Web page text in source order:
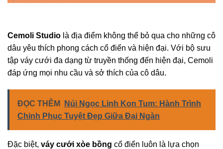
Cemoli Studio là địa điểm không thể bỏ qua cho những cô
dâu yêu thích phong cách cổ điển và hiện đại. Với bộ sưu
tập váy cưới đa dạng từ truyền thống đến hiện đại, Cemoli
đáp ứng mọi nhu cầu và sở thích của cô dâu.
ĐỌC THÊM
Núi Ngọc Linh Kon Tum: Hành Trình
Chinh Phục Tuyệt Đẹp Giữa Đại Ngàn
Đặc biệt, váy cưới xòe bồng cổ điển luôn là lựa chọn